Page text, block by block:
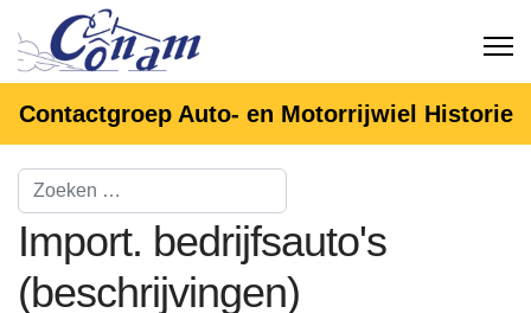
Contactgroep Auto- en Motorrijwiel Historie
Import. bedrijfsauto's
(beschrijvingen)